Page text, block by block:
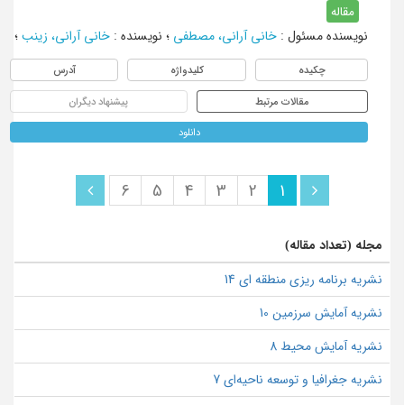
مقاله
نویسنده مسئول : خانی آرانی، مصطفی ؛ نویسنده: خانی آرانی، زینب؛
چکیده کلیدواژه آدرس
مقالات مرتبط پیشنهاد دیگران
دانلود
1
2
3
4
5
6
مجله (تعداد مقاله)
نشریه برنامه ریزی منطقه ای 14
نشریه آمایش سرزمین 10
نشریه آمایش محیط 8
نشریه جغرافیا و توسعه ناحیه‌ای 7